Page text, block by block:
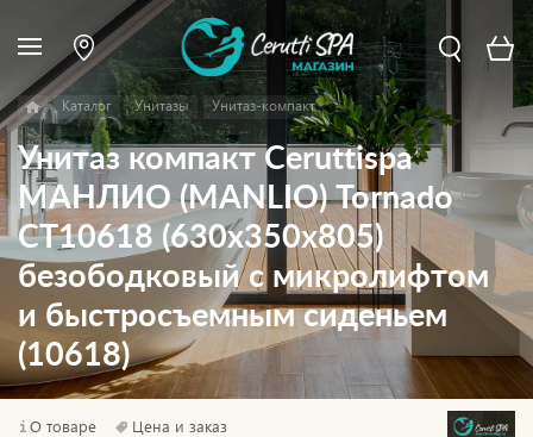
Каталог Унитазы Унитаз-компакт
Унитаз компакт Ceruttispa
МАНЛИО (MANLIO) Tornado
CT10618 (630х350х805)
безободковый с микролифтом
и быстросъемным сиденьем
(10618)
О товаре Цена и заказ